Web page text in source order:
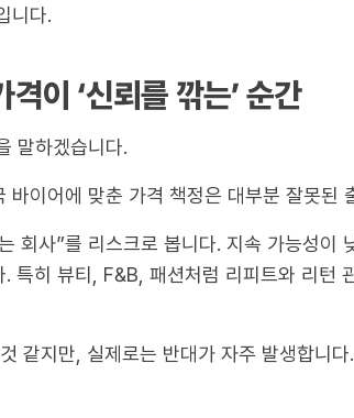
니다.
이 ‘신뢰를 깎는’ 순간
말하겠습니다.
바이어에 맞춘 가격 책정은 대부분 잘못된
회사”를 리스크로 봅니다. 지속 가능성이
특히 뷰티, F&B, 패션처럼 리피트와 리턴
같지만, 실제로는 반대가 자주 발생합니다